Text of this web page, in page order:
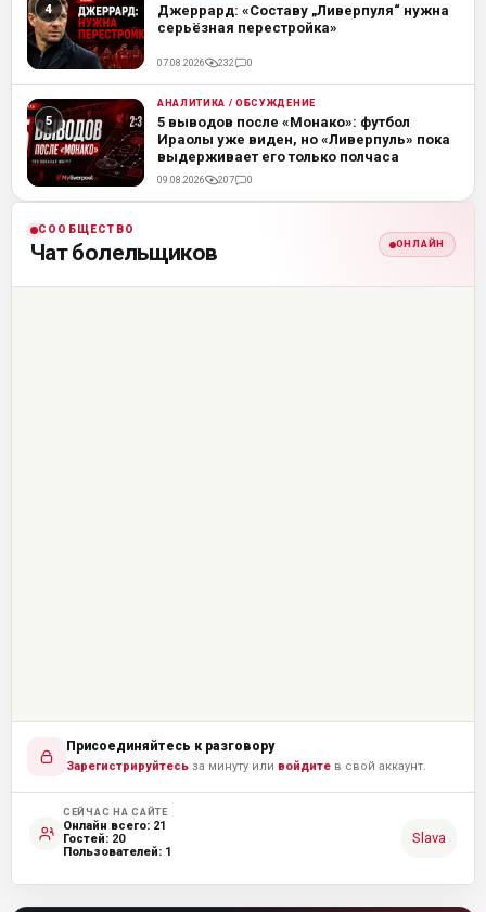
Джеррард: «Составу „Ливерпуля“ нужна
серьёзная перестройка»
07.08.2026 232 0
ML АНАЛИТИКА / ОБСУЖДЕНИЕ
5 выводов после «Монако»: футбол
Ираолы уже виден, но «Ливерпуль» пока
выдерживает его только полчаса
09.08.2026 207 0
СООБЩЕСТВО
Чат болельщиков ОНЛАЙН
Присоединяйтесь к разговору
Зарегистрируйтесь за минуту или войдите в свой аккаунт.
СЕЙЧАС НА САЙТЕ
Онлайн всего: 21
Гостей: 20
Пользователей: 1
Slava